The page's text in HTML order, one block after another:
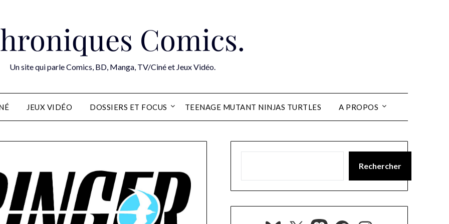
Comics.
Un site qui parle Comics, BD, Manga, TV/Ciné et Jeux Vidéo.
JEUX VIDÉO DOSSIERS ET FOCUS TEENAGE MUTANT NINJAS TURTLES A PROPOS
Rechercher